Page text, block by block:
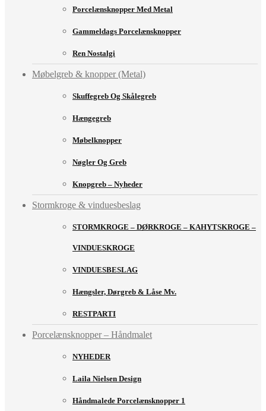
Porcelænsknopper Med Metal
Gammeldags Porcelænsknopper
Ren Nostalgi
Møbelgreb & knopper (Metal)
Skuffegreb Og Skålegreb
Hængegreb
Møbelknopper
Nøgler Og Greb
Knopgreb – Nyheder
Stormkroge & vinduesbeslag
STORMKROGE – DØRKROGE – KAHYTSKROGE –
VINDUESKROGE
VINDUESBESLAG
Hængsler, Dørgreb & Låse Mv.
RESTPARTI
Porcelænsknopper – Håndmalet
NYHEDER
Laila Nielsen Design
Håndmalede Porcelænsknopper 1